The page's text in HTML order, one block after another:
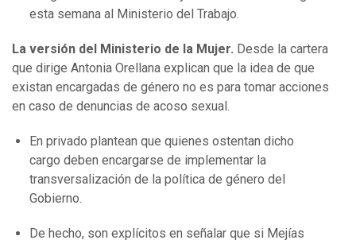
esta semana al Ministerio del Trabajo.
La versión del Ministerio de la Mujer. Desde la cartera
que dirige Antonia Orellana explican que la idea de que
existan encargadas de género no es para tomar acciones
en caso de denuncias de acoso sexual.
En privado plantean que quienes ostentan dicho
cargo deben encargarse de implementar la
transversalización de la política de género del
Gobierno.
De hecho, son explícitos en señalar que si Mejías